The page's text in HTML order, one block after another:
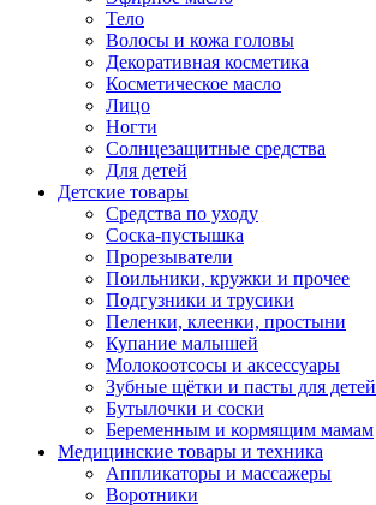
Тело
Волосы и кожа головы
Декоративная косметика
Косметическое масло
Лицо
Ногти
Солнцезащитные средства
Для детей
Детские товары
Средства по уходу
Соска-пустышка
Прорезыватели
Поильники, кружки и прочее
Подгузники и трусики
Пеленки, клеенки, простыни
Купание малышей
Молокоотсосы и аксессуары
Зубные щётки и пасты для детей
Бутылочки и соски
Беременным и кормящим мамам
Медицинские товары и техника
Аппликаторы и массажеры
Воротники